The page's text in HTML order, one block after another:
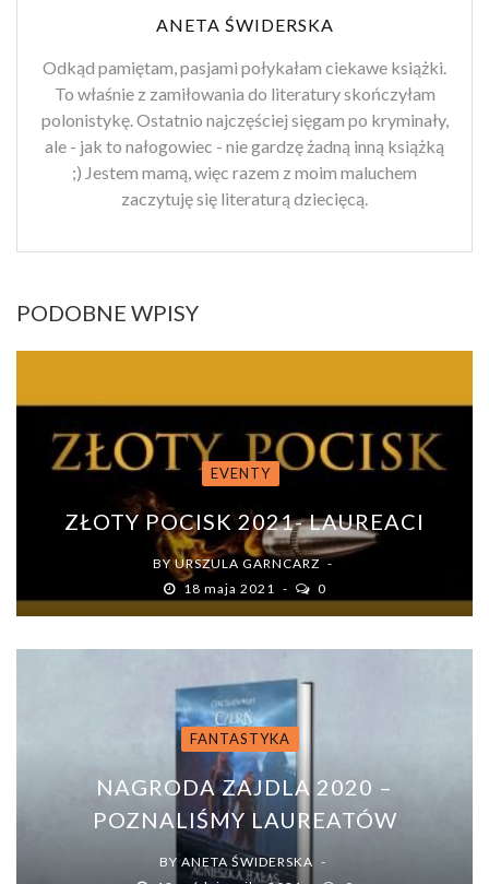
ANETA ŚWIDERSKA
Odkąd pamiętam, pasjami połykałam ciekawe książki.
To właśnie z zamiłowania do literatury skończyłam
polonistykę. Ostatnio najczęściej sięgam po kryminały,
ale - jak to nałogowiec - nie gardzę żadną inną książką
;) Jestem mamą, więc razem z moim maluchem
zaczytuję się literaturą dziecięcą.
PODOBNE WPISY
EVENTY
ZŁOTY POCISK 2021- LAUREACI
BYURSZULA GARNCARZ
18 maja 2021
0
FANTASTYKA
NAGRODA ZAJDLA 2020 –
POZNALIŚMY LAUREATÓW
BY ANETA ŚWIDERSKA